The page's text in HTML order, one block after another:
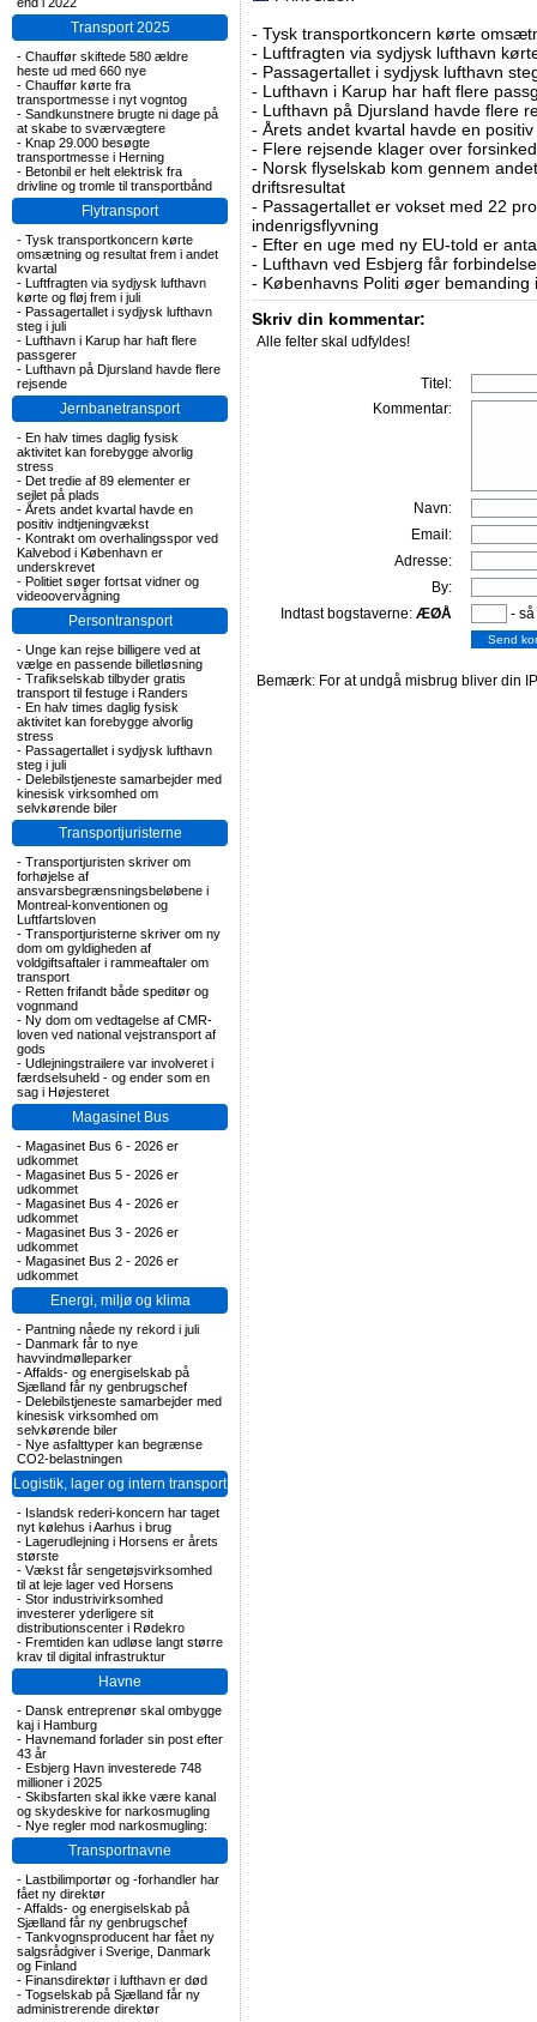
Transport 2025
- Chauffør skiftede 580 ældre
heste ud med 660 nye
- Chauffør kørte fra
transportmesse i nyt vogntog
- Sandkunstnere brugte ni dage på
at skabe to sværvægtere
- Knap 29.000 besøgte
transportmesse i Herning
- Betonbil er helt elektrisk fra
drivline og tromle til transportbånd
Flytransport
- Tysk transportkoncern kørte
omsætning og resultat frem i andet
kvartal
- Luftfragten via sydjysk lufthavn
kørte og fløj frem i juli
- Passagertallet i sydjysk lufthavn
steg i juli
- Lufthavn i Karup har haft flere
passgerer
- Lufthavn på Djursland havde flere
rejsende
Jernbanetransport
- En halv times daglig fysisk
aktivitet kan forebygge alvorlig
stress
- Det tredie af 89 elementer er
sejlet på plads
- Årets andet kvartal havde en
positiv indtjeningvækst
- Kontrakt om overhalingsspor ved
Kalvebod i København er
underskrevet
- Politiet søger fortsat vidner og
videoovervågning
Persontransport
- Unge kan rejse billigere ved at
vælge en passende billetløsning
- Trafikselskab tilbyder gratis
transport til festuge i Randers
- En halv times daglig fysisk
aktivitet kan forebygge alvorlig
stress
- Passagertallet i sydjysk lufthavn
steg i juli
- Delebilstjeneste samarbejder med
kinesisk virksomhed om
selvkørende biler
Transportjuristerne
- Transportjuristen skriver om
forhøjelse af
ansvarsbegrænsningsbeløbene i
Montreal-konventionen og
Luftfartsloven
- Transportjuristerne skriver om ny
dom om gyldigheden af
voldgiftsaftaler i rammeaftaler om
transport
- Retten frifandt både speditør og
vognmand
- Ny dom om vedtagelse af CMR-
loven ved national vejstransport af
gods
- Udlejningstrailere var involveret i
færdselsuheld - og ender som en
sag i Højesteret
Magasinet Bus
- Magasinet Bus 6 - 2026 er
udkommet
- Magasinet Bus 5 - 2026 er
udkommet
- Magasinet Bus 4 - 2026 er
udkommet
- Magasinet Bus 3 - 2026 er
udkommet
- Magasinet Bus 2 - 2026 er
udkommet
Energi, miljø og klima
- Pantning nåede ny rekord i juli
- Danmark får to nye
havvindmølleparker
-Affalds- og energiselskab på
Sjælland får ny genbrugschef
- Delebilstjeneste samarbejder med
kinesisk virksomhed om
selvkørende biler
- Nye asfalttyper kan begrænse
CO2-belastningen
Logistik, lager og intern transport
- Islandsk rederi-koncern har taget
nyt kølehus i Aarhus i brug
- Lagerudlejning i Horsens er årets
største
- Vækst får sengetøjsvirksomhed
til at leje lager ved Horsens
- Stor industrivirksomhed
investerer yderligere sit
distributionscenter i Rødekro
- Fremtiden kan udløse langt større
krav til digital infrastruktur
Havne
- Dansk entreprenør skal ombygge
kaj i Hamburg
- Havnemand forlader sin post efter
43 år
- Esbjerg Havn investerede 748
millioner i 2025
- Skibsfarten skal ikke være kanal
og skydeskive for narkosmugling
- Nye regler mod narkosmugling:
Transportnavne
- Lastbilimportør og -forhandler har
fået ny direktør
-Affalds- og energiselskab på
Sjælland får ny genbrugschef
- Tankvognsproducent har fået ny
salgsrådgiver i Sverige, Danmark
og Finland
- Finansdirektør i lufthavn er død
- Togselskab på Sjælland får ny
administrerende direktør
- Tysk transportkoncern kørte
- Luftfragten via sydjysk lufthavn
- Passagertallet i sydjysk lufthavn
- Lufthavn i Karup har haft flere
- Lufthavn på Djursland havde flere
- Årets andet kvartal havde en
- Flere rejsende klager over
- Norsk flyselskab kom gennem
driftsresultat
- Passagertallet er vokset med 22
indenrigsflyvning
- Efter en uge med ny EU-told er
- Lufthavn ved Esbjerg får
- Københavns Politi øger bemanding
Skriv din kommentar:
Alle felter skal udfyldes!
Titel:
Kommentar:
Navn:
Email:
Adresse:
By:
Indtast bogstaverne: ÆØÅ -
Bemærk: For at undgå misbrug bliver din